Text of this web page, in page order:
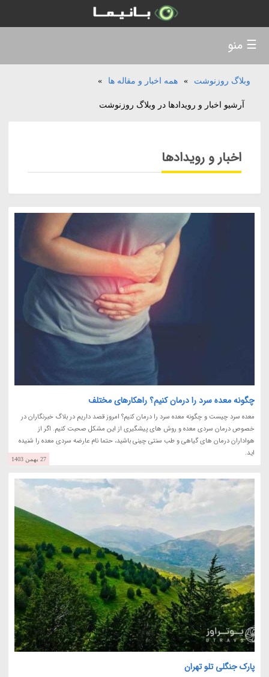
وبلاگ روزنوشت » همه اخبار و مقاله ها »
آرشیو اخبار و رویدادها در وبلاگ روزنوشت
اخبار و رویدادها
چگونه معده سرد را درمان کنیم؟ راهکارهای مختلف
معده سرد چیست و چگونه معده سرد را درمان کنیم؟ امروز قصد داریم در بلاگ خبرنگاران در
خصوص درمان سردی معده و روش های پیشگیری از این مشکل صحبت کنیم. اگر از
هواداران درمان های گیاهی و طب سنتی چینی باشید، حتما نام عارضه سردی معده را شنیده
اید.
27 بهمن 1403
پارک جنگلی تلو تهران
☰ منو